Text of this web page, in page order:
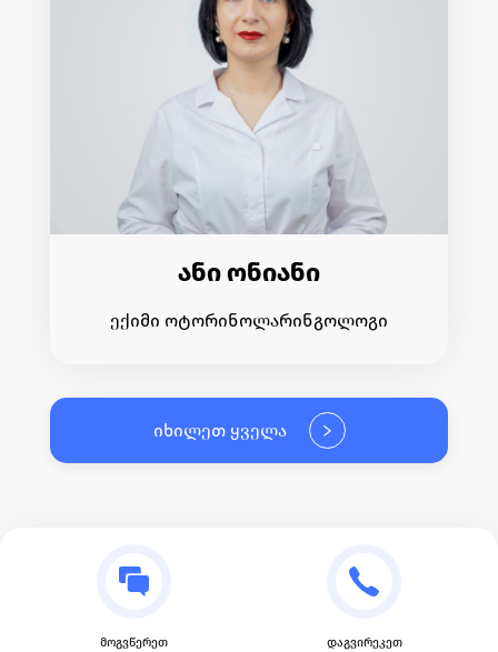
მოგვწერეთ
დაგვირეკეთ
ანი ონიანი
ექიმი ოტორინოლარინგოლოგი
იხილეთ ყველა